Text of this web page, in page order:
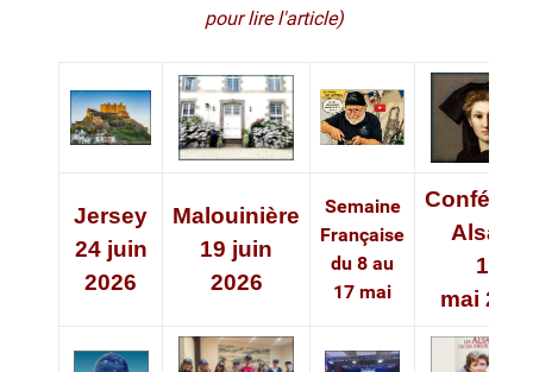
pour lire l'article)
Jersey
24 juin
2026
Malouinière
19 juin
2026
Semaine
Française
du 8 au
17 mai
Alsace
12
mai